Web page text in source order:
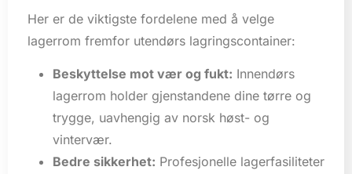
Her er de viktigste fordelene med å velge
lagerrom fremfor utendørs lagringscontainer:
Beskyttelse mot vær og fukt: Innendørs
lagerrom holder gjenstandene dine tørre og
trygge, uavhengig av norsk høst- og
vintervær.
Bedre sikkerhet: Profesjonelle lagerfasiliteter